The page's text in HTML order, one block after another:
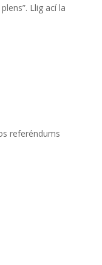
Llig ací la
referéndums